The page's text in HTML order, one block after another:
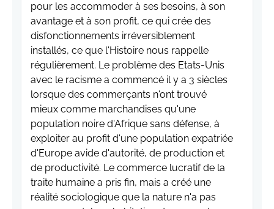
pour les accommoder à ses besoins, à son
avantage et à son profit, ce qui crée des
disfonctionnements irréversiblement
installés, ce que l'Histoire nous rappelle
régulièrement. Le problème des Etats-Unis
avec le racisme a commencé il y a 3 siècles
lorsque des commerçants n'ont trouvé
mieux comme marchandises qu'une
population noire d'Afrique sans défense, à
exploiter au profit d'une population expatriée
d'Europe avide d'autorité, de production et
de productivité. Le commerce lucratif de la
traite humaine a pris fin, mais a créé une
réalité sociologique que la nature n'a pas